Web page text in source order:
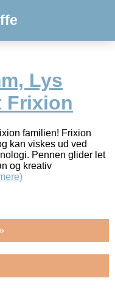
Lys
Frixion
familien! Frixion
kan viskes ud ved
Pennen glider let
og kreativ